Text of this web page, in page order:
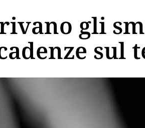
gli
sul